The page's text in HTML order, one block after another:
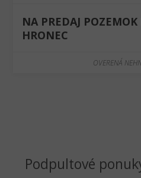
NA PREDAJ
HRONEC
OVERENÁ
Podpultové